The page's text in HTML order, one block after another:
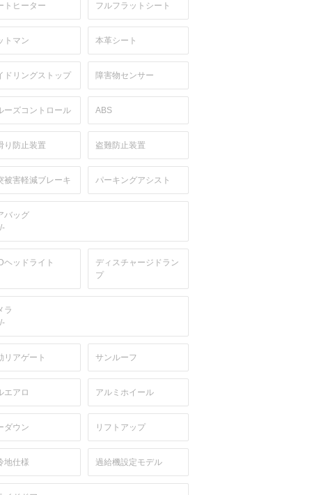
トヒーター フルフラットシート
トマン 本革シート
ドリングストップ 障害物センサー
ーズコントロール ABS
り防止装置 盗難防止装置
被害軽減ブレーキ パーキングアシスト
バッグ
ヘッドライト
ディスチャージドラン
プ
ラ
リアゲート サンルーフ
エアロ アルミホイール
ダウン リフトアップ
地仕様 過給機設定モデル